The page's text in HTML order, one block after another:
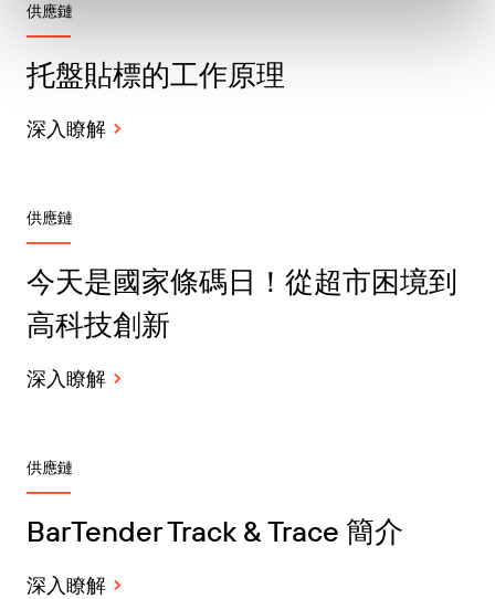
供應鏈
托盤貼標的工作原理
深入瞭解
供應鏈
今天是國家條碼日！從超市困境到
高科技創新
深入瞭解
供應鏈
BarTender Track & Trace 簡介
深入瞭解